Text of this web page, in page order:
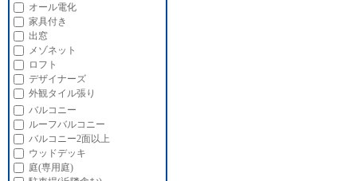
オール電化
家具付き
出窓
メゾネット
ロフト
デザイナーズ
外観タイル張り
バルコニー
ルーフバルコニー
バルコニー2面以上
ウッドデッキ
庭(専用庭)